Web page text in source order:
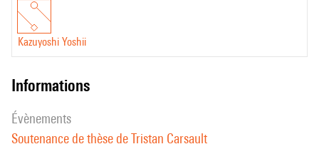
Kazuyoshi Yoshii
informations
évènements
Soutenance de thèse de Tristan Carsault